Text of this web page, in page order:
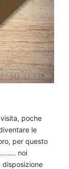
poche
le
per questo
noi
disposizione